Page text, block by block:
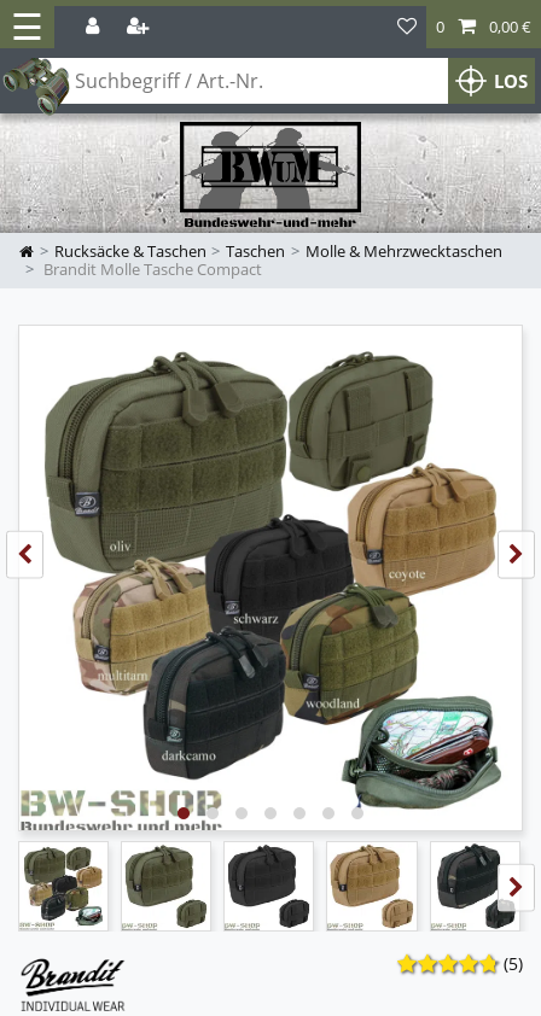
☰
LOS
0 0,00 €
Rucksäcke & Taschen Taschen
Molle & Mehrzwecktaschen
Brandit Molle Tasche Compact
(5)